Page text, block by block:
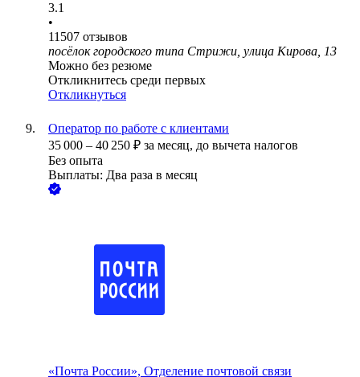
3.1
•
11507 отзывов
посёлок городского типа Стрижи, улица Кирова, 13
Можно без резюме
Откликнитесь среди первых
Откликнуться
Оператор по работе с клиентами
35 000 – 40 250 ₽ за месяц, до вычета налогов
Без опыта
Выплаты: Два раза в месяц
«Почта России», Отделение почтовой связи